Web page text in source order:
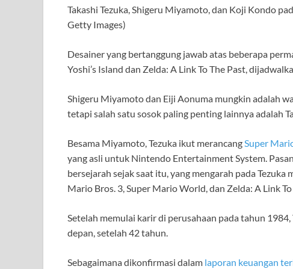
Takashi Tezuka, Shigeru Miyamoto, dan Koji Kondo
Getty Images)
Desainer yang bertanggung jawab atas beberapa
Yoshi’s Island dan Zelda: A Link To The Past,
Shigeru Miyamoto dan Eiji Aonuma mungkin adalah
tetapi salah satu sosok paling penting lainnya adalah
Besama Miyamoto, Tezuka ikut merancangSuper
yang asli untuk Nintendo Entertainment System.
bersejarah sejak saat itu, yang mengarah pada
Mario Bros. 3, Super Mario World, dan Zelda: A Link
Setelah memulai karir di perusahaan pada tahun
depan, setelah 42 tahun.
Sebagaimana dikonfirmasi dalam laporan keuangan